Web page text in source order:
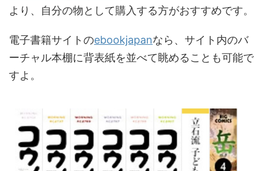
より、自分の物として購入する方がおすすめです。
電子書籍サイトのebookjapanなら、サイト内のバ
ーチャル本棚に背表紙を並べて眺めることも可能で
すよ。